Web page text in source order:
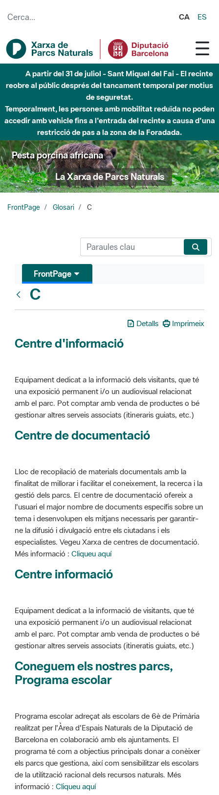
CA ES
A partir del 31 de juliol - Sant Miquel del Fai - El recinte
reobre al públic després del tancament temporal per motius
de seguretat.
Temporalment, les persones amb mobilitat reduïda no poden
accedir amb vehicle fins a l'entrada del recinte a causa d'una
restricció de pas a la zona de la Foradada.
Pesta porcina africana
La Xarxa de Parcs Naturals
FrontPage Glosari C
FrontPage
C
Detalls Imprimeix
Centre d'informació
Equipament dedicat a la informació dels visitants, que té
una exposició permanent i/o un audiovisual relacionat
amb el parc. Pot comptar amb venda de productes o bé
gestionar altres serveis associats (itineraris guiats, etc.)
Centre de documentació
Lloc de recopilació de materials documentals amb la
finalitat de millorar i facilitar el coneixement, la recerca i la
gestió dels parcs. El centre de documentació ofereix a
l'usuari el major nombre de documents específis sobre un
tema i desenvolupen els mitjans necessaris per garantir-
ne la difusió i divulgació entre els ciutadans i els
especialistes. Vegeu Xarxa de centres de documentació.
Més informació : Cliqueu aquí
Centre informació
Equipament dedicat a la informació de visitants, que té
una exposició permanent i/o un audiovisual relacionat
amb el parc. Pot comptar amb venda de productes o bé
gestionar altres serveis associats (itineratis guiats, etc.)
Coneguem els nostres parcs,
Programa escolar
Programa escolar adreçat als escolars de 6è de Primària
realitzat per l'Àrea d'Espais Naturals de la Diputació de
Barcelona en colaboració amb els ajuntaments. El
programa té com a objectius principals donar a conèixer
els parcs que gestiona, així com sensibilitzar els escolars
de la utilització racional dels recursos naturals. Més
informació : Cliqueu aquí